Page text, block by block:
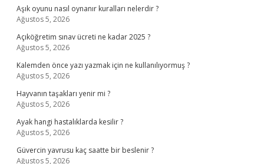
Aşık oyunu nasıl oynanır kuralları nelerdir ?
Ağustos 5, 2026
Açıköğretim sınav ücreti ne kadar 2025 ?
Ağustos 5, 2026
Kalemden önce yazı yazmak için ne kullanılıyormuş ?
Ağustos 5, 2026
Hayvanın taşakları yenir mi ?
Ağustos 5, 2026
Ayak hangi hastalıklarda kesilir ?
Ağustos 5, 2026
Güvercin yavrusu kaç saatte bir beslenir ?
Ağustos 5, 2026